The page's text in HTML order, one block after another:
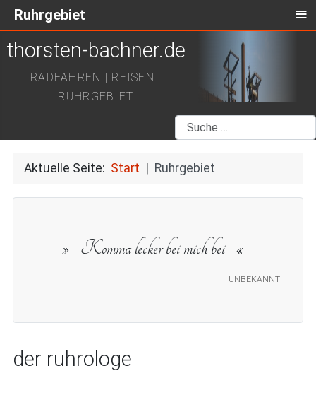
thorsten-bachner.de
RADFAHREN | REISEN |
RUHRGEBIET
Suchen
Aktuelle Seite: Start Ruhrgebiet
unbekannt
Komma lecker bei mich bei
der ruhrologe
Ruhrgebiet ≡